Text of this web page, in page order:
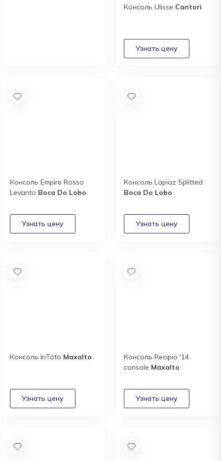
Консоль Ulisse Cantori
Консоль Empire Rosso
Levanto Boca Do Lobo
Консоль Lapiaz Splitted
Boca Do Lobo
Консоль InToto Maxalto
Консоль Recipio '14
console Maxalto